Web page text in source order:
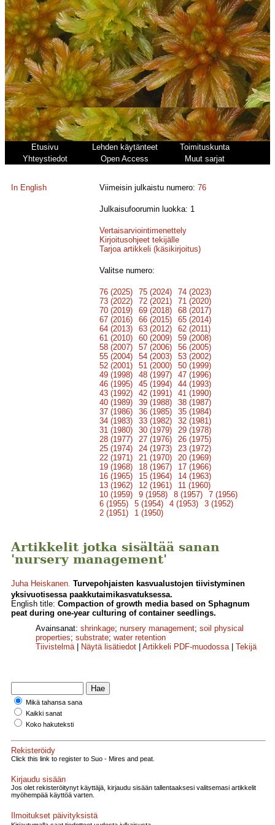
Etusivu Lehden käytänteet
Toimituskunta
Yhteystiedot
Open Access Muut sarjat
In English Viimeisin julkaistu numero:76
Julkaisufoorumin luokka: 1
Vertaisarviointimenettely
Kirjoitusohjeet tekijälle
Tarjoa artikkeli (käsikirjoitus)
Valitse numero:
76 (2025) 75 (2024)
74 (2023)
73 (2022)
72 (2021)
71 (2020)
70 (2019)
69 (2018)
68 (2017)
67 (2016)
66 (2015)
65 (2014)
64 (2013)
63 (2012)
62 (2011)
61 (2010)
60 (2009)
59 (2008)
58 (2007)
57 (2006)
56 (2005)
55 (2004)
54 (2003)
53 (2002)
52 (2001)
51 (2000)
50 (1999)
49 (1998)
48 (1997)
47 (1996)
46 (1995)
45 (1994)
44 (1993)
43 (1992)
42 (1991)
41 (1990)
40 (1989)
39 (1988)
38 (1987)
37 (1986)
36 (1985)
35 (1984)
34 (1983)
33 (1982)
32 (1981)
31 (1980)
30 (1979)
29 (1978)
28 (1977)
27 (1976)
26 (1975)
25 (1974)
24 (1973)
23 (1972)
22 (1971)
21 (1970)
20 (1969)
19 (1968)
18 (1967)
17 (1966)
16 (1965)
15 (1964)
14 (1963)
13 (1962)
12 (1961)
11 (1960)
10 (1959)
9 (1958) 8 (1957)
7 (1956)
6 (1955)
5 (1954) 4 (1953)
3 (1952)
2 (1951)
1 (1950)
Artikkelit jotka sisältää sanan
'nursery management'
Juha Heiskanen. Turvepohjaisten kasvualustojen tiivistyminen
yksivuotisessa paakkutaimikasvatuksessa.
English title: Compaction of growth media based on Sphagnum
peat during one-year culturing of container seedlings.
Avainsanat: shrinkage; nursery management; soil physical
properties; substrate; water retention
Tiivistelmä| Näytä lisätiedot Artikkeli PDF-muodossa| Tekijä
Mikä tahansa sana
Kaikki sanat
Koko hakuteksti
Rekisteröidy
Click this link to register to Suo - Mires and peat.
Kirjaudu sisään
Jos olet rekisteröitynyt käyttäjä, kirjaudu sisään tallentaaksesi valitsemasi artikkelit
myöhempää käyttöä varten.
Ilmoitukset päivityksistä